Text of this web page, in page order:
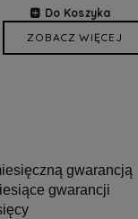
Do Koszyka
ZOBACZ WIĘCEJ
gwarancją
gwarancji